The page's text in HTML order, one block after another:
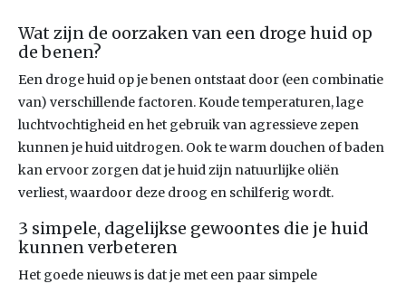
Wat zijn de oorzaken van een droge huid op
de benen?
Een droge huid op je benen ontstaat door (een combinatie
van) verschillende factoren. Koude temperaturen, lage
luchtvochtigheid en het gebruik van agressieve zepen
kunnen je huid uitdrogen. Ook te warm douchen of baden
kan ervoor zorgen dat je huid zijn natuurlijke oliën
verliest, waardoor deze droog en schilferig wordt.
3 simpele, dagelijkse gewoontes die je huid
kunnen verbeteren
Het goede nieuws is dat je met een paar simpele